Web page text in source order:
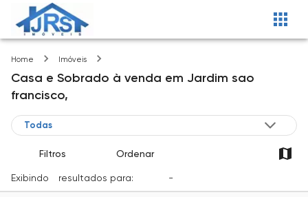
Home Imóveis
Casa e Sobrado à venda em Jardim sao
francisco,
Filtros Ordenar
Exibindo resultados para: -